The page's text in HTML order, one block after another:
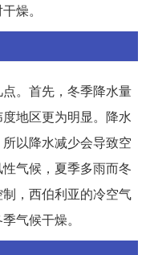
燥。
。首先，冬季降水量
地区更为明显。降水
以降水减少会导致空
气候，夏季多雨而冬
，西伯利亚的冷空气
气候干燥。